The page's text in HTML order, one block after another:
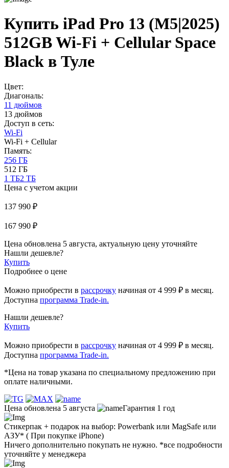
Купить iPad Pro 13 (M5|2025)
512GB Wi-Fi + Cellular Space
Black в Туле
Цвет:
Диагональ:
11 дюймов
13 дюймов
Доступ в сеть:
Wi-Fi
Wi-Fi + Cellular
Память:
256 ГБ
512 ГБ
1 ТБ2 ТБ
Цена с учетом акции
137 990 ₽
167 990 ₽
Цена обновлена 5 августа, актуальную цену уточняйте
Нашли дешевле?
Купить
Подробнее о цене
Можно приобрести в рассрочку начиная от 4 999 ₽ в месяц.
Доступна программа Trade-in.
Нашли дешевле?
Купить
Можно приобрести в рассрочку начиная от 4 999 ₽ в месяц.
Доступна программа Trade-in.
*Цена на товар указана по специальному предложению при
оплате наличными.
Цена обновлена 5 августа Гарантия 1 год
Стикерпак + подарок на выбор: Powerbank или MagSafe или
AЗУ* ( При покупке iPhone)
Ничего дополнительно покупать не нужно. *все подробности
уточняйте у менеджера